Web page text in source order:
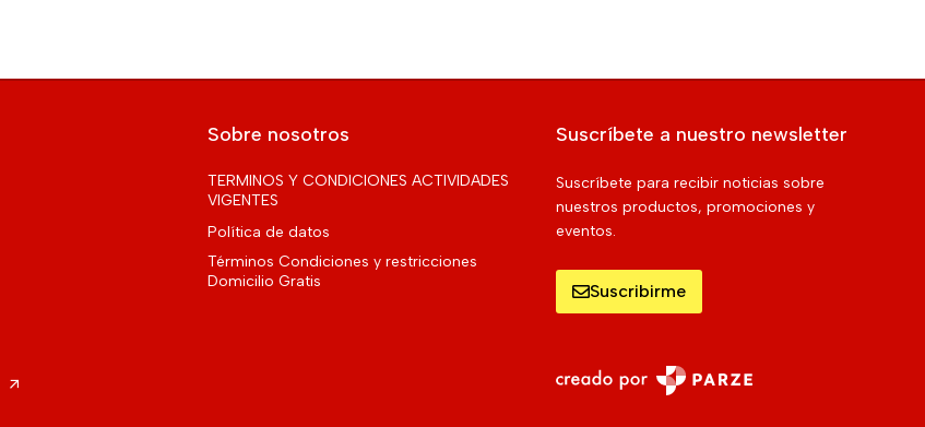
Sobre nosotros
TERMINOS Y CONDICIONES ACTIVIDADES
VIGENTES
Política de datos
Términos Condiciones y restricciones
Domicilio Gratis
Suscríbete a nuestro newsletter
Suscríbete para recibir noticias sobre
nuestros productos, promociones y
eventos.
Suscribirme